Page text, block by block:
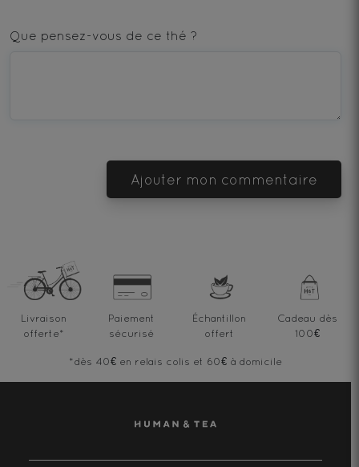
star
—
—
stars
Que pensez-vous de ce thé ?
Ajouter mon commentaire
Livraison
offerte*
Paiement
sécurisé
Échantillon
offert
Cadeau dès
100€
*dès 40€ en relais colis et 60€ à domicile